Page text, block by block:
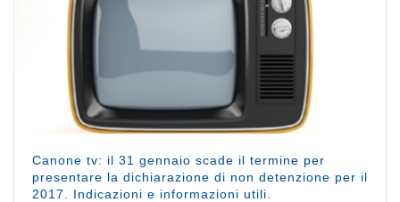
Canone tv: il 31 gennaio scade il termine per
presentare la dichiarazione di non detenzione per il
2017. Indicazioni e informazioni utili.